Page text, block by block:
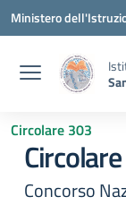
Vai ai contenuti
Vai al menu di
Vai al footer
Ministero
Circolare 303
Concorso